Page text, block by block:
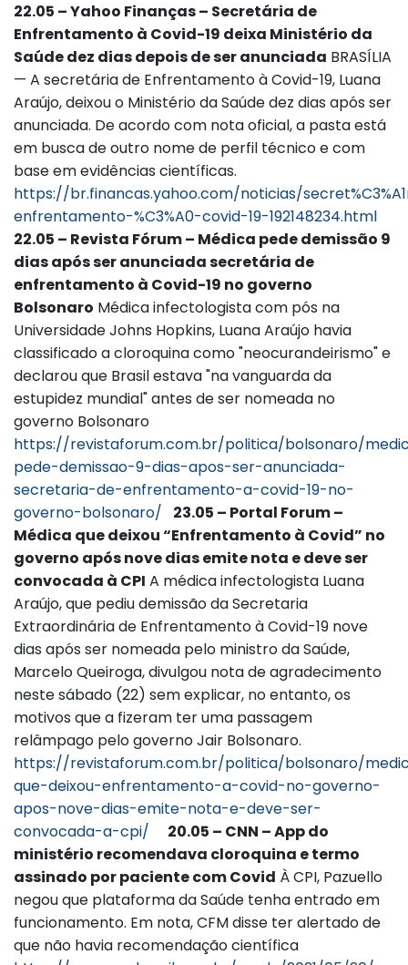
22.05 – Yahoo Finanças – Secretária de
Enfrentamento à Covid-19 deixa Ministério da
Saúde dez dias depois de ser anunciada BRASÍLIA
— A secretária de Enfrentamento à Covid-19, Luana
Araújo, deixou o Ministério da Saúde dez dias após ser
anunciada. De acordo com nota oficial, a pasta está
em busca de outro nome de perfil técnico e com
base em evidências científicas.
https://br.financas.yahoo.com/noticias/
enfrentamento-%C3%A0-covid-19-192148234.html
22.05 – Revista Fórum – Médica pede demissão 9
dias após ser anunciada secretária de
enfrentamento à Covid-19 no governo
Bolsonaro Médica infectologista com pós na
Universidade Johns Hopkins, Luana Araújo havia
classificado a cloroquina como "neocurandeirismo" e
declarou que Brasil estava "na vanguarda da
estupidez mundial" antes de ser nomeada no
governo Bolsonaro
https://revistaforum.com.br/politica/bolsonaro/
pede-demissao-9-dias-apos-ser-anunciada-
secretaria-de-enfrentamento-a-covid-19-no-
governo-bolsonaro/
23.05 – Portal Forum –
Médica que deixou “Enfrentamento à Covid” no
governo após nove dias emite nota e deve ser
convocada à CPI A médica infectologista Luana
Araújo, que pediu demissão da Secretaria
Extraordinária de Enfrentamento à Covid-19 nove
dias após ser nomeada pelo ministro da Saúde,
Marcelo Queiroga, divulgou nota de agradecimento
neste sábado (22) sem explicar, no entanto, os
motivos que a fizeram ter uma passagem
relâmpago pelo governo Jair Bolsonaro.
https://revistaforum.com.br/politica/bolsonaro/
que-deixou-enfrentamento-a-covid-no-governo-
apos-nove-dias-emite-nota-e-deve-ser-
convocada-a-cpi/
20.05 – CNN – App do
ministério recomendava cloroquina e termo
assinado por paciente com Covid À CPI, Pazuello
negou que plataforma da Saúde tenha entrado em
funcionamento. Em nota, CFM disse ter alertado de
que não havia recomendação científica